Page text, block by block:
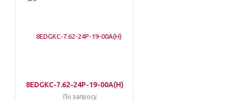
8EDGKC-7.62-24P-19-00A(H)
По запросу